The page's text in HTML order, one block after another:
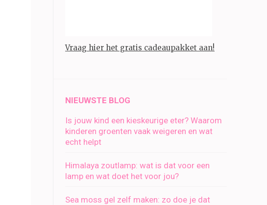
Vraag hier het gratis cadeaupakket aan!
NIEUWSTE BLOG
Is jouw kind een kieskeurige eter? Waarom
kinderen groenten vaak weigeren en wat
echt helpt
Himalaya zoutlamp: wat is dat voor een
lamp en wat doet het voor jou?
Sea moss gel zelf maken: zo doe je dat